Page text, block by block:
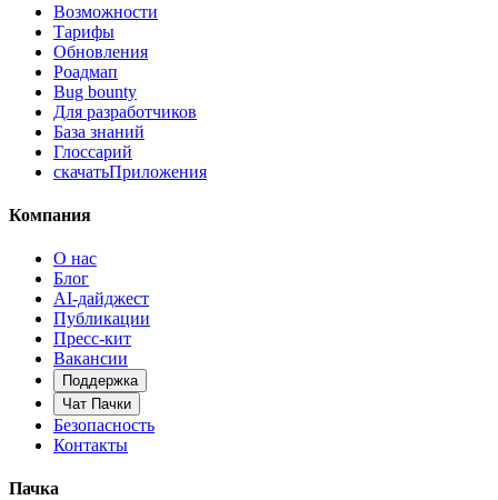
Возможности
Тарифы
Обновления
Роадмап
Bug bounty
Для разработчиков
База знаний
Глоссарий
скачатьПриложения
Компания
О нас
Блог
AI-дайджест
Публикации
Пресс-кит
Вакансии
Поддержка
Чат Пачки
Безопасность
Контакты
Пачка